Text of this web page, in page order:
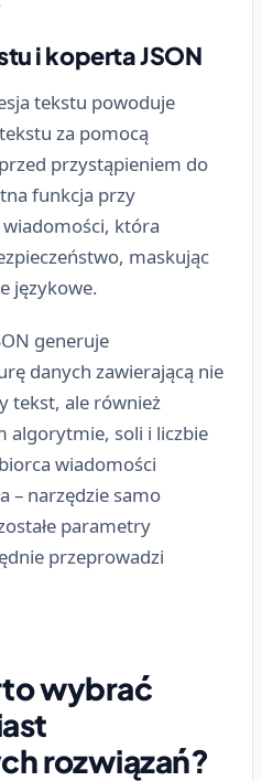
i koperta JSON
tekstu powoduje
za pomocą
przystąpieniem do
funkcja przy
wiadomości, która
maskując
językowe.
generuje
danych zawierającą nie
tekst, ale również
algorytmie, soli i liczbie
wiadomości
– narzędzie samo
parametry
przeprowadzi
wybrać
rozwiązań?